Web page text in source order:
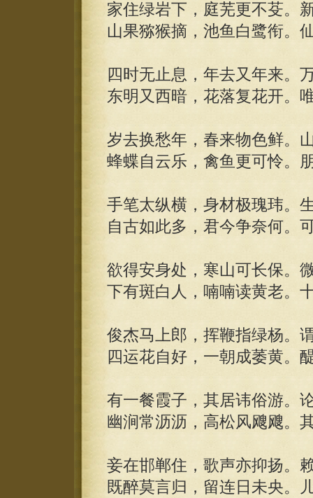
家住绿岩下，庭芜更不芟。
山果猕猴摘，池鱼白鹭衔。
四时无止息，年去又年来。
东明又西暗，花落复花开。
岁去换愁年，春来物色鲜。
蜂蝶自云乐，禽鱼更可怜。
手笔太纵横，身材极瑰玮。
自古如此多，君今争奈何。
欲得安身处，寒山可长保。
下有斑白人，喃喃读黄老。
俊杰马上郎，挥鞭指绿杨。
四运花自好，一朝成萎黄。
有一餐霞子，其居讳俗游。
幽涧常沥沥，高松风飕飕。
妾在邯郸住，歌声亦抑扬。
既醉莫言归，留连日未央。